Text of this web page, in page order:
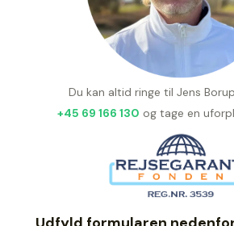
Du kan altid ringe til Jens
+45 69 166 130 og tage en